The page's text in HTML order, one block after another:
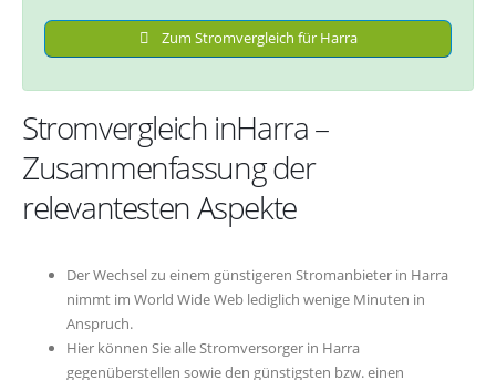
Zum Stromvergleich für Harra
Stromvergleich inHarra –
Zusammenfassung der
relevantesten Aspekte
Der Wechsel zu einem günstigeren Stromanbieter in Harra
nimmt im World Wide Web lediglich wenige Minuten in
Anspruch.
Hier können Sie alle Stromversorger in Harra
gegenüberstellen sowie den günstigsten bzw. einen